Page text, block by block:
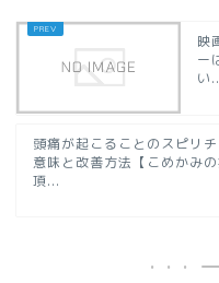
映
ー
い
頭痛が起こることのスピリ
意味と改善方法【こめかみ
頂...